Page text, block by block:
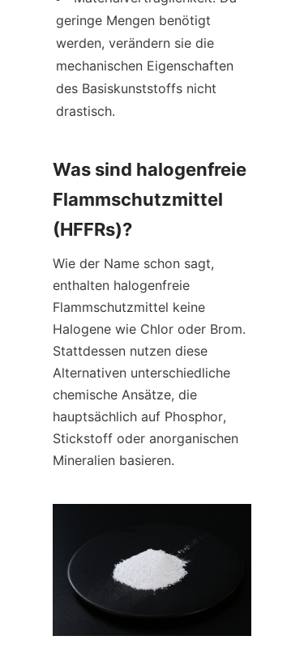
geringe Mengen benötigt
werden, verändern sie die
mechanischen Eigenschaften
des Basiskunststoffs nicht
drastisch.
Was sind halogenfreie
Flammschutzmittel
(HFFRs)?
Wie der Name schon sagt,
enthalten halogenfreie
Flammschutzmittel keine
Halogene wie Chlor oder Brom.
Stattdessen nutzen diese
Alternativen unterschiedliche
chemische Ansätze, die
hauptsächlich auf Phosphor,
Stickstoff oder anorganischen
Mineralien basieren.